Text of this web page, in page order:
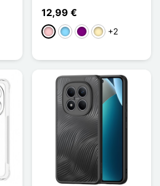
12,99 €
RosaAzul Claro
Púrpura
Ouro+2